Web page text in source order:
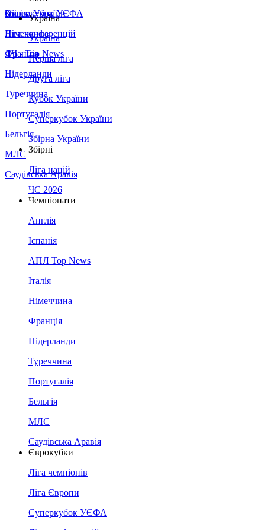
Збірна України
Італія
Німеччина
Франція
Нідерланди
Туреччина
Португалія
Бельгія
МЛС
Саудівська Аравія
Суперкубок УЄФА
Ліга конференцій
ЛЧ - Top News
Україна
Україна
Перша ліга
Друга ліга
Кубок України
Суперкубок України
Збірна України
Збірні
Ліга націй
ЧС 2026
Чемпіонати
Англія
Іспанія
АПЛ Top News
Італія
Німеччина
Франція
Нідерланди
Туреччина
Португалія
Бельгія
МЛС
Саудівська Аравія
Єврокубки
Ліга чемпіонів
Ліга Європи
Суперкубок УЄФА